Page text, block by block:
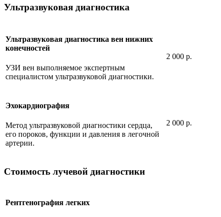
Ультразвуковая диагностика
Ультразвуковая диагностика вен нижних
конечностей
УЗИ вен выполняемое экспертным
специалистом ультразвуковой диагностики.
2 000 р.
Эхокардиография
Метод ультразвуковой диагностики сердца,
его пороков, функции и давления в легочной
артерии.
2 000 р.
Стоимость лучевой диагностики
Рентгенография легких